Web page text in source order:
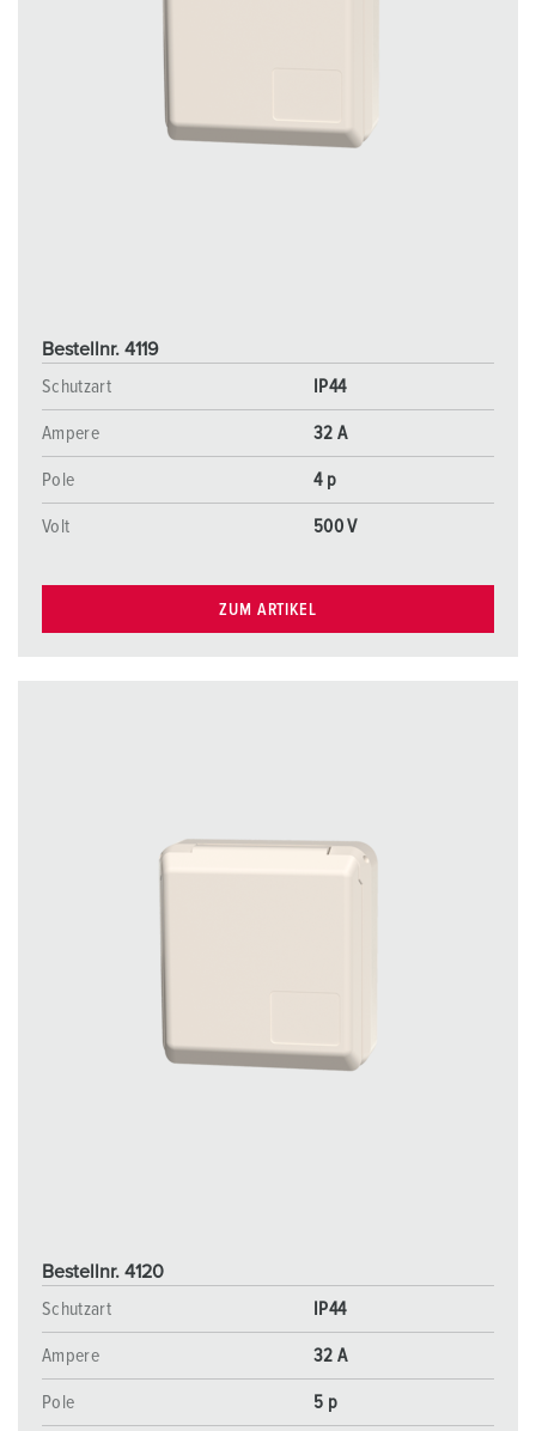
Bestellnr. 4119
Schutzart
IP44
Ampere 32 A
Pole 4 p
Volt 500 V
ZUM ARTIKEL
Bestellnr. 4120
Schutzart
IP44
Ampere 32 A
Pole 5 p